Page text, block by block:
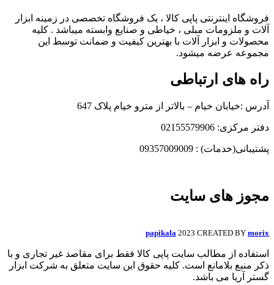
فروشگاه اینترنتی پاپی کالا ، یک فروشگاه تخصصی در زمینه ابزار
آلات و ملزومات مبلی ، خیاطی و صنایع وابسته میباشد . کلیه
محصولات و ابزار آلات با بهترین کیفیت و ضمانت توسط این
مجموعه عرضه میشود.
راه های ارتباطی
آدرس :خیابان خیام – بالاتر از مترو خیام پلاک 647
دفتر مرکزی: 02155579906
پشتیبانی(خدمات) : 09357009009
مجوز های سایت
papikala 2023 CREATED BY morix
استفاده از مطالب سایت پاپی کالا فقط برای مقاصد غیر تجاری و با
ذکر منبع بلامانع است. کلیه حقوق این سایت متعلق به شرکت ابزار
گستر آریا می باشد.